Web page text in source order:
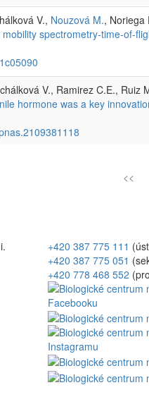
V., Nouzová M., Noriega
spectrometry-time-of-
V., Ramirez C.E.,
hormone was a key
<<
+420 387 775 111
+420 387 775 051
+420 778 468 552